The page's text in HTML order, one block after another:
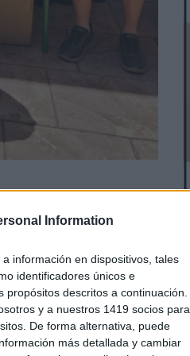
Information
información en dispositivos, tales
identificadores únicos e
descritos a continuación.
y a nuestros 1419 socios para
De forma alternativa, puede
más detallada y cambiar
la alta participación
, llegados desde